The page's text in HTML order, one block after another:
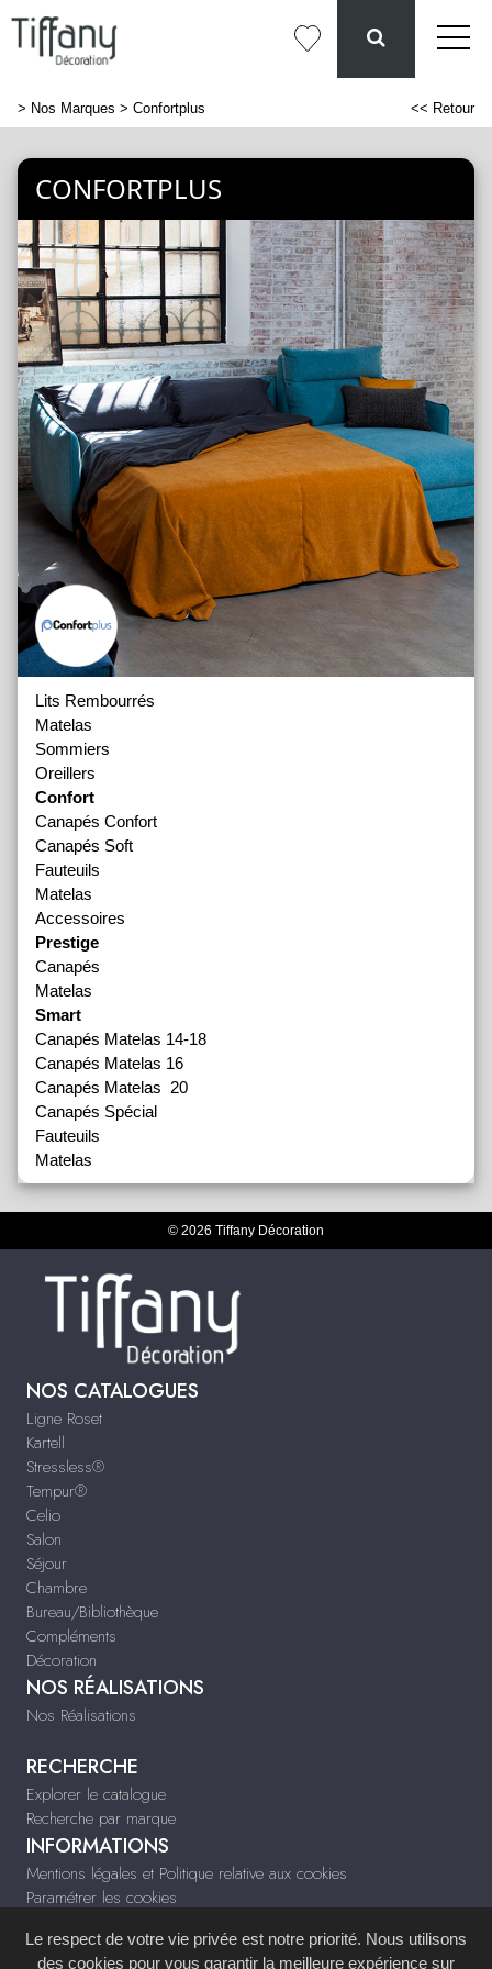
> Nos Marques > Confortplus << Retour
CONFORTPLUS
Lits Rembourrés
Matelas
Sommiers
Oreillers
Confort
Canapés Confort
Canapés Soft
Fauteuils
Matelas
Accessoires
Prestige
Canapés
Matelas
Smart
Canapés Matelas 14-18
Canapés Matelas 16
Canapés Matelas 20
Canapés Spécial
Fauteuils
Matelas
© 2026 Tiffany Décoration
NOS CATALOGUES
Ligne Roset
Kartell
Stressless®
Tempur®
Celio
Salon
Séjour
Chambre
Bureau/Bibliothèque
Compléments
Décoration
NOS RÉALISATIONS
Nos Réalisations
RECHERCHE
Explorer le catalogue
Recherche par marque
INFORMATIONS
Mentions légales et Politique relative aux cookies
Paramétrer les cookies
tiffany-deco.fr
Le respect de votre vie privée est notre priorité. Nous utilisons
des cookies pour vous garantir la meilleure expérience sur